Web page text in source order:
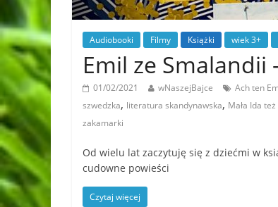
Audiobooki Filmy Książki wiek 3+
Emil ze Smalandii
01/02/2021 wNaszejBajce Ach ten
szwedzka, literatura skandynawska, Mała Ida
zakamarki
Od wielu lat zaczytuję się z dziećmi w
cudowne powieści
Czytaj więcej